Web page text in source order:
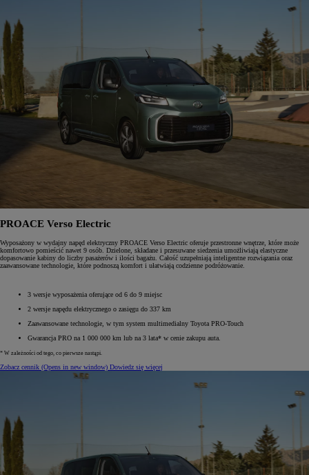
PROACE Verso Electric
Wyposażony w wydajny napęd elektryczny PROACE Verso Electric oferuje przestronne wnętrze, które może
komfortowo pomieścić nawet 9 osób. Dzielone, składane i przesuwane siedzenia umożliwiają elastyczne
dopasowanie kabiny do liczby pasażerów i ilości bagażu. Całość uzupełniają inteligentne rozwiązania oraz
zaawansowane technologie, które podnoszą komfort i ułatwiają codzienne podróżowanie.
3 wersje wyposażenia oferujące od 6 do 9 miejsc
2 wersje napędu elektrycznego o zasięgu do 337 km
Zaawansowane technologie, w tym system multimedialny Toyota PRO-Touch
Gwarancja PRO na 1 000 000 km lub na 3 lata* w cenie zakupu auta.
* W zależności od tego, co pierwsze nastąpi.
Zobacz cennik (Opens in new window) Dowiedz się więcej